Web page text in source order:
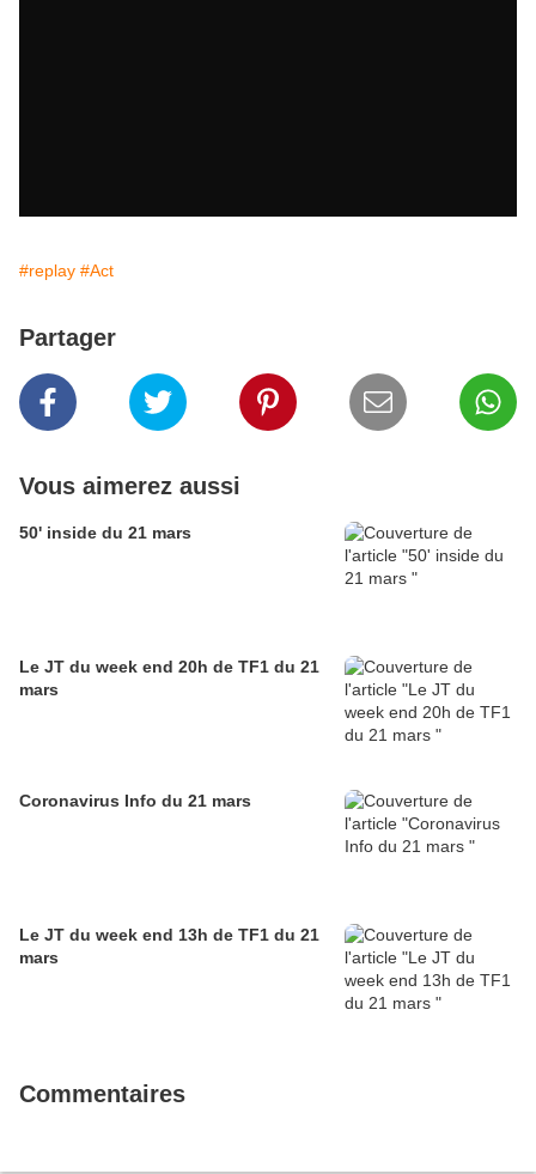
#replay #Act
Partager
Vous aimerez aussi
50' inside du 21 mars
Le JT du week end 20h de TF1 du 21
mars
Coronavirus Info du 21 mars
Le JT du week end 13h de TF1 du 21
mars
Commentaires